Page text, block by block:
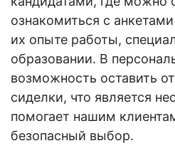
ознакомиться с
их опыте работы,
образовании. В
возможность оставить
сиделки, что является
помогает нашим
безопасный выбор.